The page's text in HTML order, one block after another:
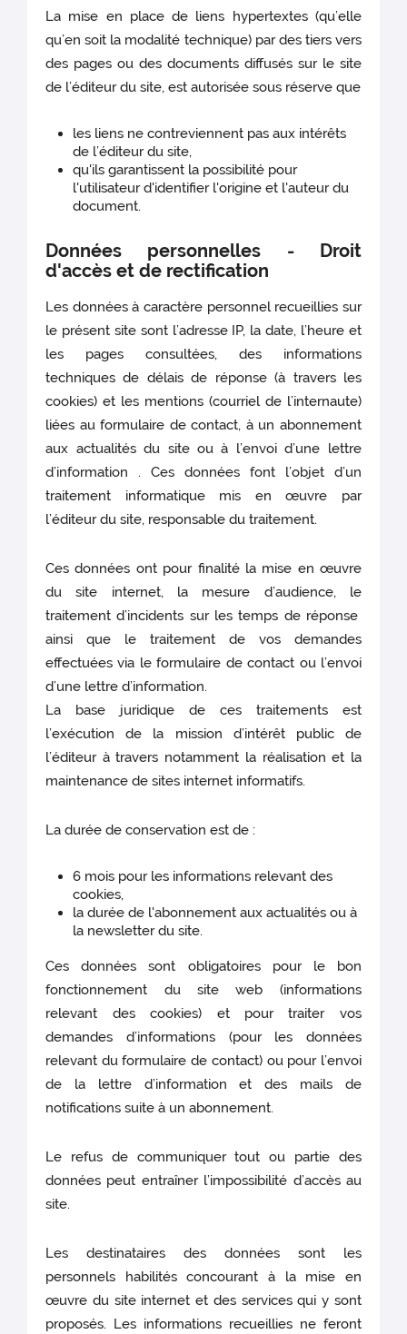
La mise en place de liens hypertextes (qu’elle
qu’en soit la modalité technique) par des tiers vers
des pages ou des documents diffusés sur le site
de l’éditeur du site, est autorisée sous réserve que
les liens ne contreviennent pas aux intérêts
de l’éditeur du site,
qu'ils garantissent la possibilité pour
l'utilisateur d'identifier l'origine et l'auteur du
document.
Données personnelles - Droit
d'accès et de rectification
Les données à caractère personnel recueillies sur
le présent site sont l’adresse IP, la date, l’heure et
les pages consultées, des informations
techniques de délais de réponse (à travers les
cookies) et les mentions (courriel de l’internaute)
liées au formulaire de contact, à un abonnement
aux actualités du site ou à l’envoi d’une lettre
d’information . Ces données font l’objet d’un
traitement informatique mis en œuvre par
l’éditeur du site, responsable du traitement.
Ces données ont pour finalité la mise en œuvre
du site internet, la mesure d’audience, le
traitement d’incidents sur les temps de réponse
ainsi que le traitement de vos demandes
effectuées via le formulaire de contact ou l’envoi
d’une lettre d’information.
La base juridique de ces traitements est
l’exécution de la mission d’intérêt public de
l’éditeur à travers notamment la réalisation et la
maintenance de sites internet informatifs.
La durée de conservation est de :
6 mois pour les informations relevant des
cookies,
la durée de l'abonnement aux actualités ou à
la newsletter du site.
Ces données sont obligatoires pour le bon
fonctionnement du site web (informations
relevant des cookies)
et pour traiter vos
demandes d’informations (pour les données
relevant du formulaire de contact) ou pour l’envoi
de la lettre d’information et des mails de
notifications suite à un abonnement.
Le refus de communiquer tout ou partie des
données peut entraîner l’impossibilité d’accès au
site.
Les destinataires des données sont les
personnels habilités concourant à la mise en
œuvre du site internet et des services qui y sont
proposés. Les informations recueillies ne feront